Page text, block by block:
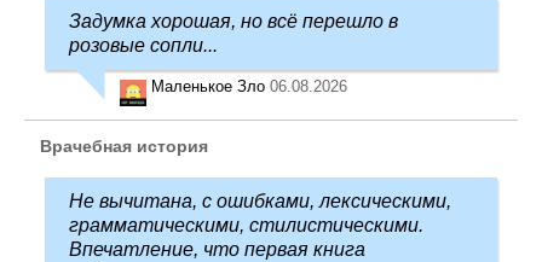
Задумка хорошая, но всё перешло в
розовые сопли...
Маленькое Зло 06.08.2026
Врачебная история
Не вычитана, с ошибками, лексическими,
грамматическими, стилистическими.
Впечатление, что первая книга